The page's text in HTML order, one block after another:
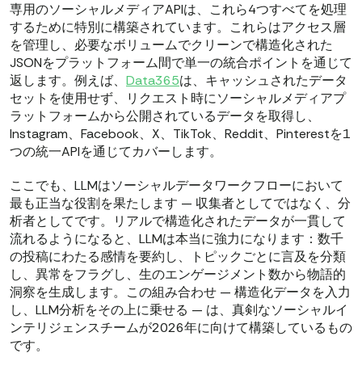
専用のソーシャルメディアAPIは、これら4つすべてを処理
するために特別に構築されています。これらはアクセス層
を管理し、必要なボリュームでクリーンで構造化された
JSONをプラットフォーム間で単一の統合ポイントを通じて
返します。例えば、 Data365は、キャッシュされたデータ
セットを使用せず、リクエスト時にソーシャルメディアプ
ラットフォームから公開されているデータを取得し、
Instagram、Facebook、X、TikTok、Reddit、Pinterestを1
つの統一APIを通じてカバーします。
ここでも、LLMはソーシャルデータワークフローにおいて
最も正当な役割を果たします — 収集者としてではなく、分
析者としてです。リアルで構造化されたデータが一貫して
流れるようになると、LLMは本当に強力になります：数千
の投稿にわたる感情を要約し、トピックごとに言及を分類
し、異常をフラグし、生のエンゲージメント数から物語的
洞察を生成します。この組み合わせ — 構造化データを入力
し、LLM分析をその上に乗せる — は、真剣なソーシャルイ
ンテリジェンスチームが2026年に向けて構築しているもの
です。